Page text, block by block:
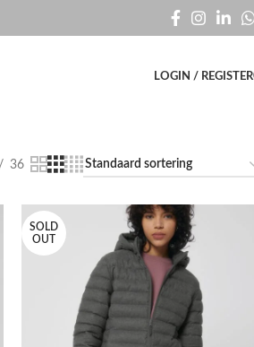
LOGIN / REGISTER
36
SOLD
OUT